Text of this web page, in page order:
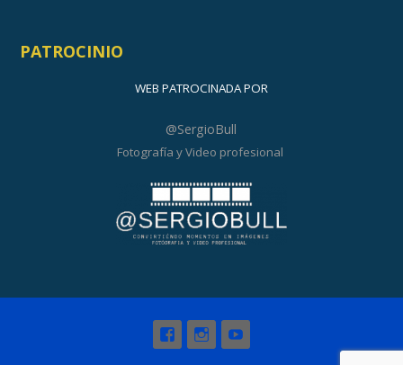
PATROCINIO
WEB PATROCINADA POR
@SergioBull
Fotografía y Video profesional